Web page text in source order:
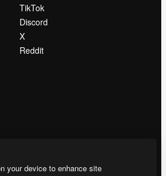
TikTok
Discord
X
Reddit
your device to enhance site